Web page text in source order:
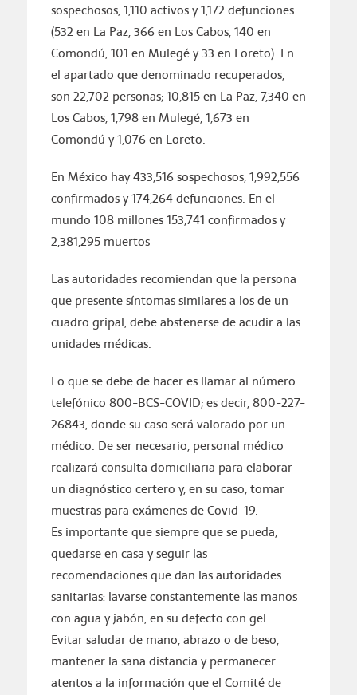
sospechosos, 1,110 activos y 1,172 defunciones
(532 en La Paz, 366 en Los Cabos, 140 en
Comondú, 101 en Mulegé y 33 en Loreto). En
el apartado que denominado recuperados,
son 22,702 personas; 10,815 en La Paz, 7,340 en
Los Cabos, 1,798 en Mulegé, 1,673 en
Comondú y 1,076 en Loreto.
En México hay 433,516 sospechosos, 1,992,556
confirmados y 174,264 defunciones. En el
mundo 108 millones 153,741 confirmados y
2,381,295 muertos
Las autoridades recomiendan que la persona
que presente síntomas similares a los de un
cuadro gripal, debe abstenerse de acudir a las
unidades médicas.
Lo que se debe de hacer es llamar al número
telefónico 800-BCS-COVID; es decir, 800-227-
26843, donde su caso será valorado por un
médico. De ser necesario, personal médico
realizará consulta domiciliaria para elaborar
un diagnóstico certero y, en su caso, tomar
muestras para exámenes de Covid-19.
Es importante que siempre que se pueda,
quedarse en casa y seguir las
recomendaciones que dan las autoridades
sanitarias: lavarse constantemente las manos
con agua y jabón, en su defecto con gel.
Evitar saludar de mano, abrazo o de beso,
mantener la sana distancia y permanecer
atentos a la información que el Comité de